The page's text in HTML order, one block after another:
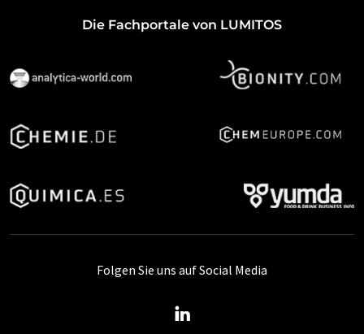
Die Fachportale von LUMITOS
Folgen Sie uns auf Social Media